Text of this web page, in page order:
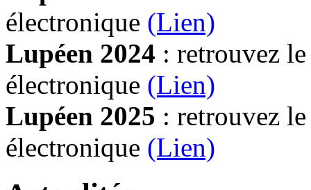
électronique (Lien)
Lupéen 2024 : retrouvez
électronique (Lien)
Lupéen 2025 : retrouvez
électronique (Lien)